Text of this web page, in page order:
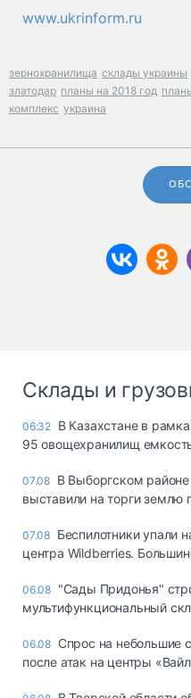
www.ukrinform.ru
зернохранилища склады украины
златодар планы на 2018 год
комплекс украина
Склады и
06:32 В Казахстане в
95 овощехранилищ
07.08 В Выборгском
выставили на торги землю
07.08 Беспилотники упали
центра Wildberries.
06.08 "Сады Придонья"
мультифункциональный
06.08 Спрос на небольшие
после атак на центры